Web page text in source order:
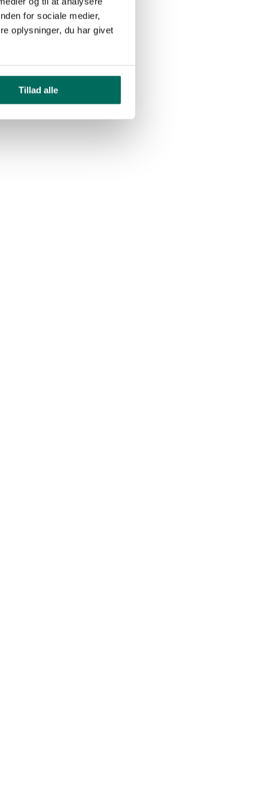
for sociale medier,
oplysninger, du har givet
Tillad alle